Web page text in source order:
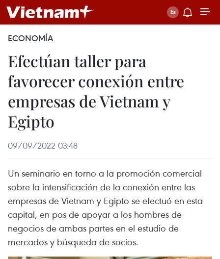
ECONOMÍA
Efectúan taller para
favorecer conexión entre
empresas de Vietnam y
Egipto
09/09/2022 03:48
Un seminario en torno a la promoción comercial
sobre la intensificación de la conexión entre las
empresas de Vietnam y Egipto se efectuó en esta
capital, en pos de apoyar a los hombres de
negocios de ambas partes en el estudio de
mercados y búsqueda de socios.